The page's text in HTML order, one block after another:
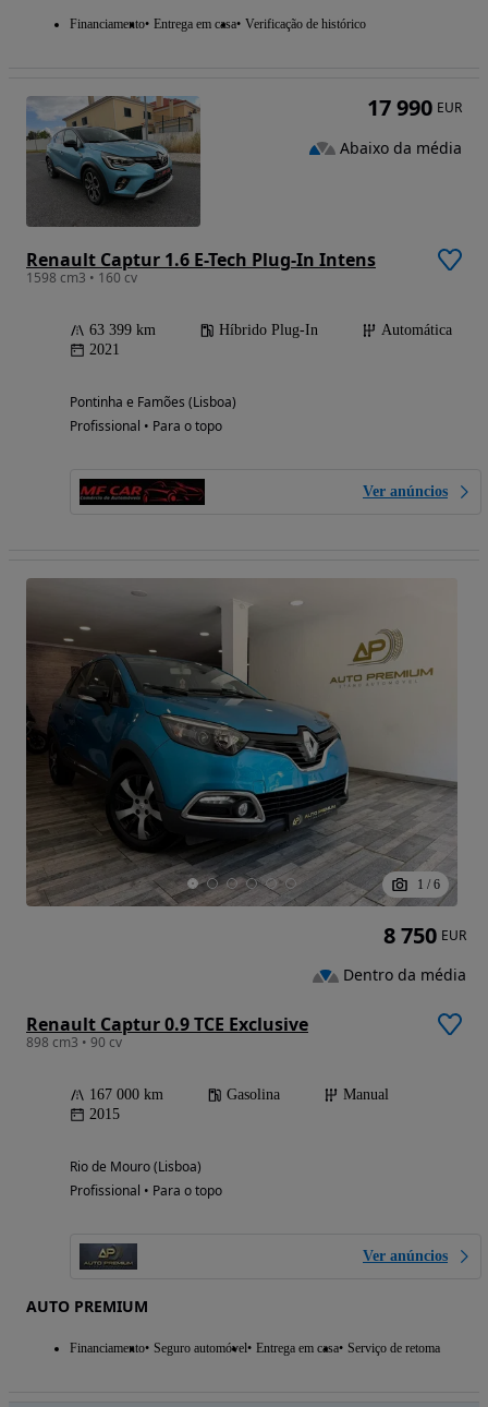
Financiamento Entrega em casa Verificação de histórico
Renault Captur 1.6 E-Tech Plug-In Intens
1598 cm3 • 160 cv
63 399 km Híbrido Plug-In
Automática
2021
Pontinha e Famões (Lisboa)
Profissional • Para o topo
Ver anúncios
17 990 EUR
Abaixo da média
1 / 6
Renault Captur 0.9 TCE Exclusive
898 cm3 • 90 cv
167 000 km Gasolina
Manual
2015
Rio de Mouro (Lisboa)
Profissional • Para o topo
Ver anúncios
AUTO PREMIUM
Financiamento Seguro automóvel Entrega em casa Serviço de retoma
8 750 EUR
Dentro da média